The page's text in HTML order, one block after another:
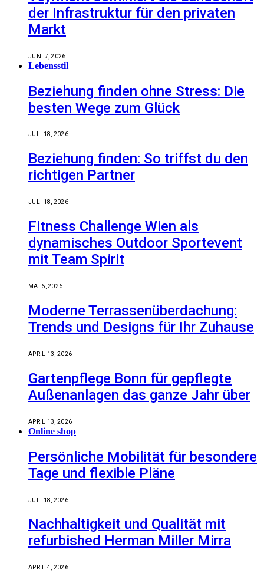
der Infrastruktur für den privaten
Markt
JUNI 7, 2026
Lebensstil
Beziehung finden ohne Stress: Die
besten Wege zum Glück
JULI 18, 2026
Beziehung finden: So triffst du den
richtigen Partner
JULI 18, 2026
Fitness Challenge Wien als
dynamisches Outdoor Sportevent
mit Team Spirit
MAI 6, 2026
Moderne Terrassenüberdachung:
Trends und Designs für Ihr Zuhause
APRIL 13, 2026
Gartenpflege Bonn für gepflegte
Außenanlagen das ganze Jahr über
APRIL 13, 2026
Online shop
Persönliche Mobilität für besondere
Tage und flexible Pläne
JULI 18, 2026
Nachhaltigkeit und Qualität mit
refurbished Herman Miller Mirra
APRIL 4, 2026